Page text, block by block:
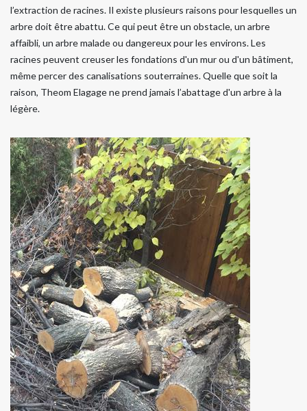
l’extraction de racines. Il existe plusieurs raisons pour lesquelles un
arbre doit être abattu. Ce qui peut être un obstacle, un arbre
affaibli, un arbre malade ou dangereux pour les environs. Les
racines peuvent creuser les fondations d'un mur ou d'un bâtiment,
même percer des canalisations souterraines. Quelle que soit la
raison, Theom Elagage ne prend jamais l’abattage d'un arbre à la
légère.